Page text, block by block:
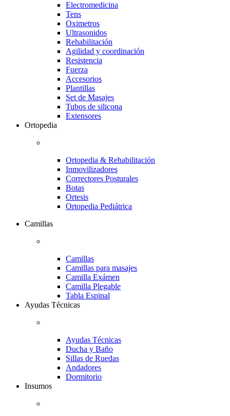
Electromedicina
Tens
Oximetros
Ultrasonidos
Rehabilitación
Agilidad y coordinación
Resistencia
Fuerza
Accesorios
Plantillas
Set de Masajes
Tubos de silicona
Extensores
Ortopedia
Ortopedia & Rehabilitación
Inmovilizadores
Correctores Posturales
Botas
Ortesis
Ortopedia Pediátrica
Camillas
Camillas
Camillas para masajes
Camilla Exámen
Camilla Plegable
Tabla Espinal
Ayudas Técnicas
Ayudas Técnicas
Ducha y Baño
Sillas de Ruedas
Andadores
Dormitorio
Insumos